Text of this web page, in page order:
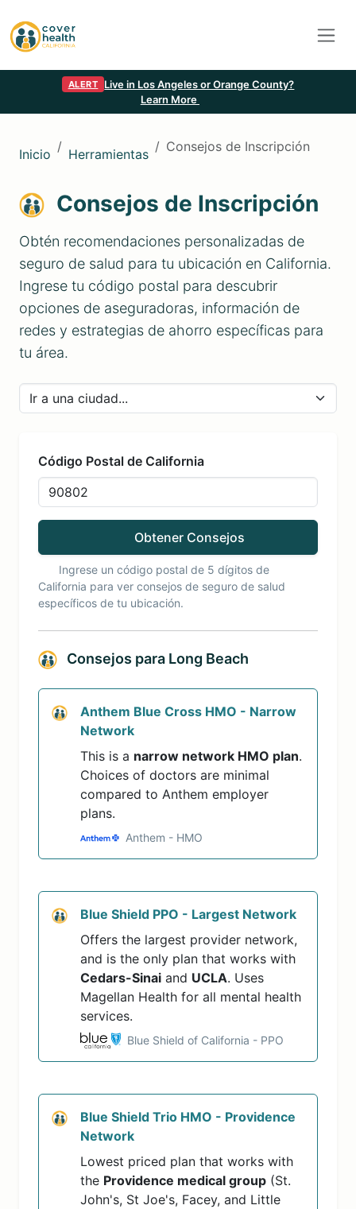
ALERT
Live in Los Angeles or Orange County?
Learn More
Inicio Herramientas Consejos de Inscripción
Consejos de Inscripción
Obtén recomendaciones personalizadas de
seguro de salud para tu ubicación en California.
Ingrese tu código postal para descubrir
opciones de aseguradoras, información de
redes y estrategias de ahorro específicas para
tu área.
Código Postal de California
Obtener Consejos
Ingrese un código postal de 5 dígitos de
California para ver consejos de seguro de salud
específicos de tu ubicación.
Consejos para Long Beach
Anthem Blue Cross HMO - Narrow
Network
This is a narrow network HMO plan.
Choices of doctors are minimal
compared to Anthem employer
plans.
Anthem - HMO
Blue Shield PPO - Largest Network
Offers the largest provider network,
and is the only plan that works with
Cedars-Sinai and UCLA. Uses
Magellan Health for all mental health
services.
Blue Shield of California - PPO
Blue Shield Trio HMO - Providence
Network
Lowest priced plan that works with
the Providence medical group (St.
John's, St Joe's, Facey, and Little